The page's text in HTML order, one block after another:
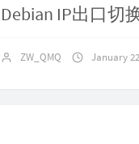
Debian IP出口切
ZW_QMQ January